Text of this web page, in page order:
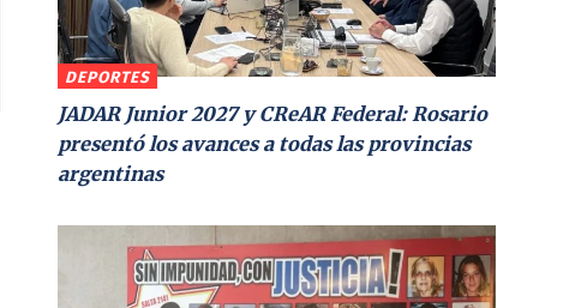
DEPORTES
JADAR Junior 2027 y CReAR Federal: Rosario
presentó los avances a todas las provincias
argentinas